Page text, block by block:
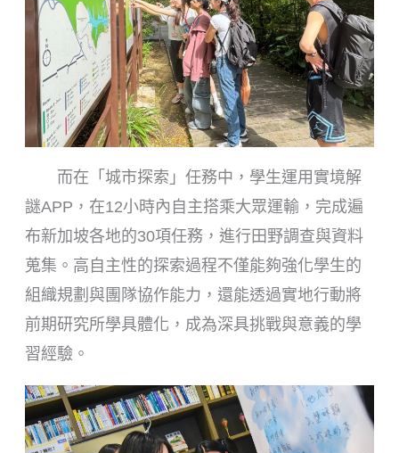
而在「城市探索」任務中，學生運用實境解
謎APP，在12小時內自主搭乘大眾運輸，完成遍
布新加坡各地的30項任務，進行田野調查與資料
蒐集。高自主性的探索過程不僅能夠強化學生的
組織規劃與團隊協作能力，還能透過實地行動將
前期研究所學具體化，成為深具挑戰與意義的學
習經驗。